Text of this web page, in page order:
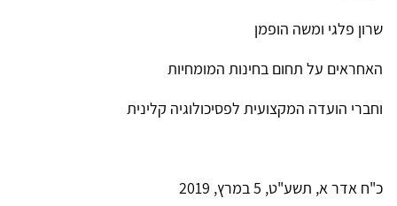
שרון פלגי ומשה הופמן
האחראים על תחום בחינות המומחיות
וחברי הועדה המקצועית לפסיכולוגיה קלינית
כ"ח אדר א, תשע"ט, 5 במרץ, 2019